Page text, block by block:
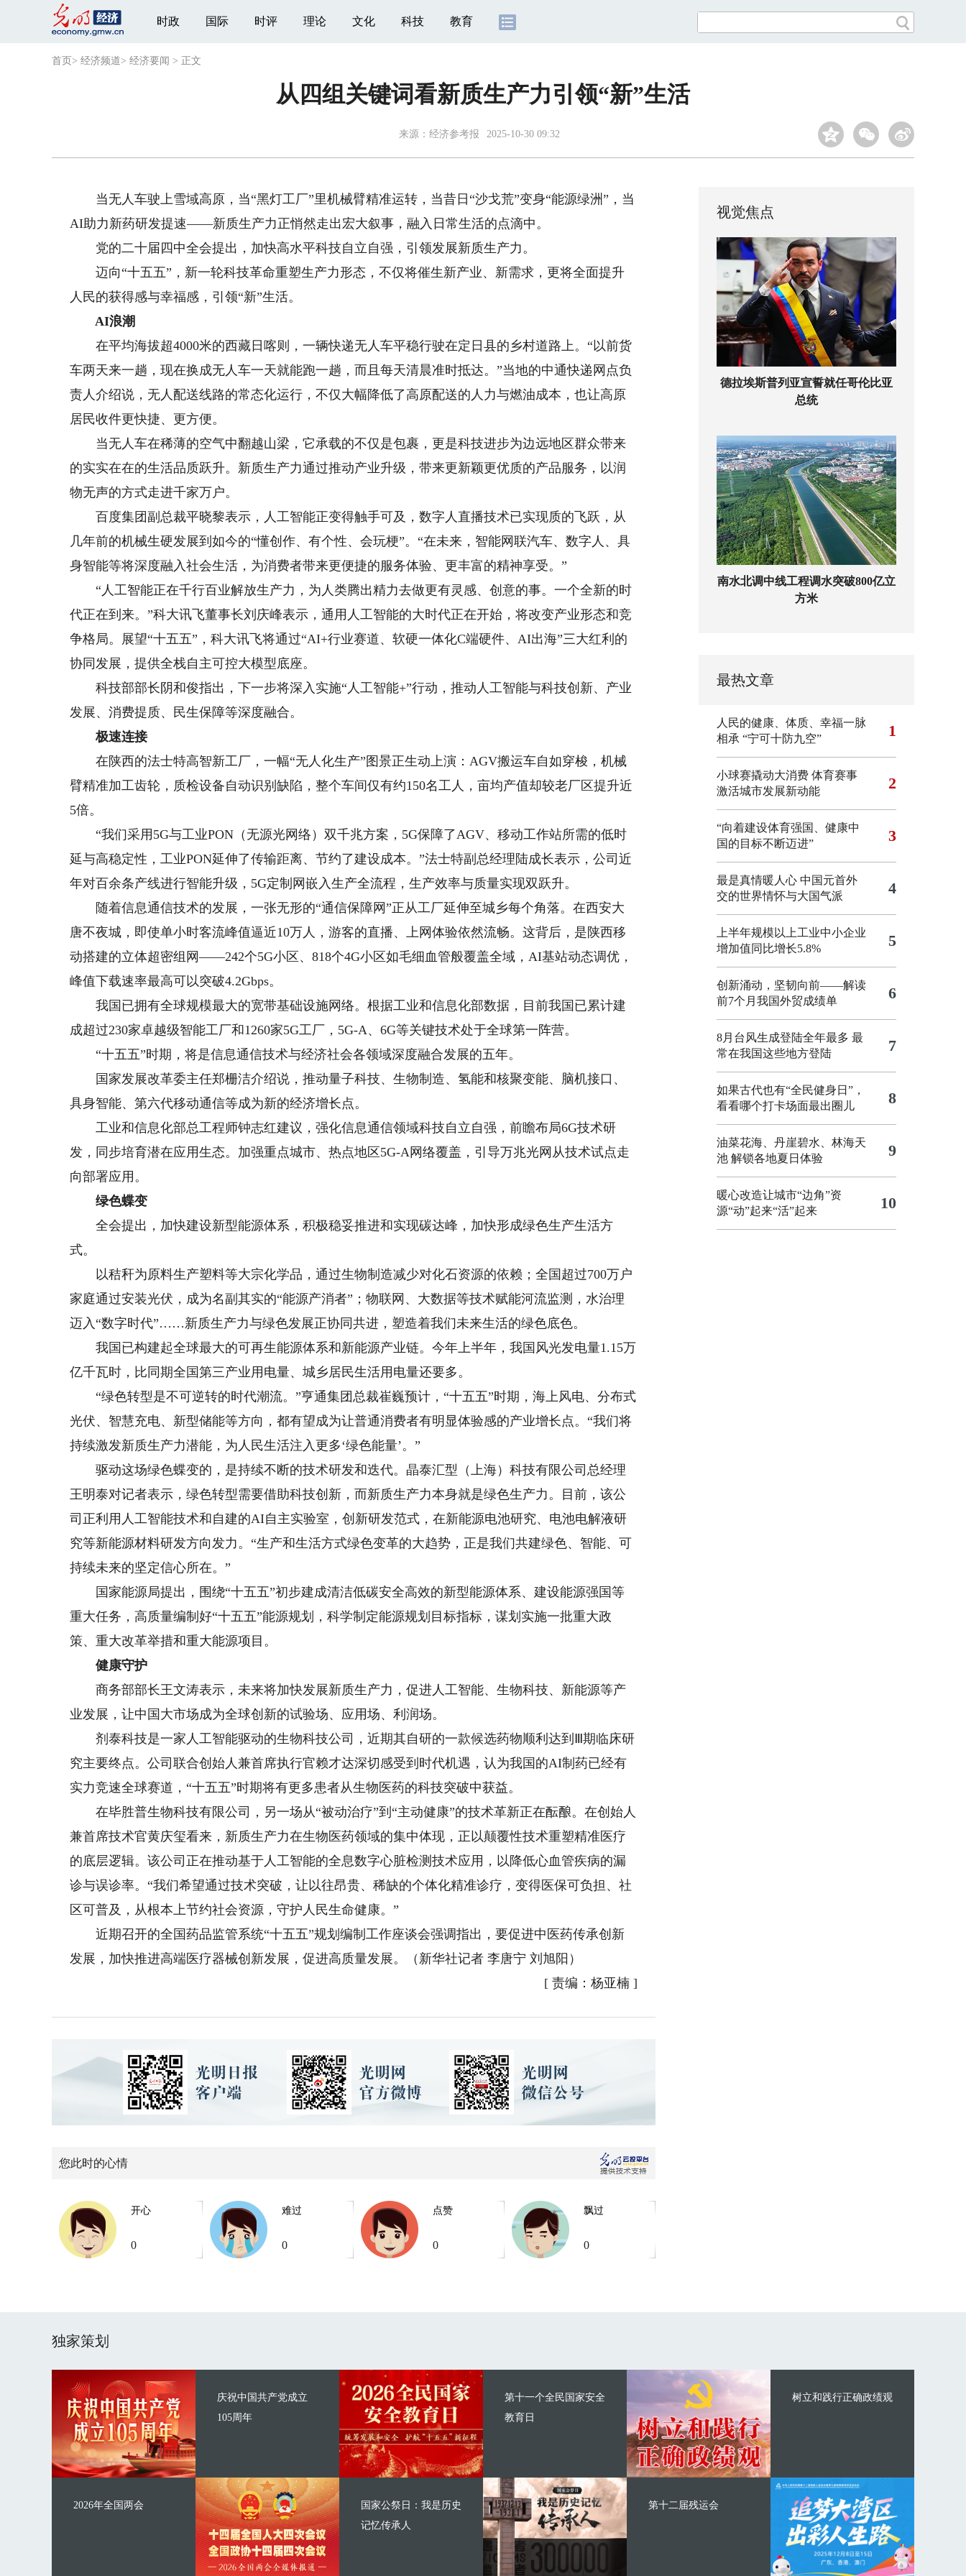
时政 国际 时评 理论 文化 科技 教育
首页 > 经济频道> 经济要闻 > 正文
从四组关键词看新质生产力引领“新”生活
来源： 经济参考报 2025-10-30 09:32
当无人车驶上雪域高原，当“黑灯工厂”里机械臂精准运转，当昔日“沙戈荒”变身“能源绿洲”，当
AI助力新药研发提速——新质生产力正悄然走出宏大叙事，融入日常生活的点滴中。
党的二十届四中全会提出，加快高水平科技自立自强，引领发展新质生产力。
迈向“十五五”，新一轮科技革命重塑生产力形态，不仅将催生新产业、新需求，更将全面提升
人民的获得感与幸福感，引领“新”生活。
AI浪潮
在平均海拔超4000米的西藏日喀则，一辆快递无人车平稳行驶在定日县的乡村道路上。“以前货
车两天来一趟，现在换成无人车一天就能跑一趟，而且每天清晨准时抵达。”当地的中通快递网点负
责人介绍说，无人配送线路的常态化运行，不仅大幅降低了高原配送的人力与燃油成本，也让高原
居民收件更快捷、更方便。
当无人车在稀薄的空气中翻越山梁，它承载的不仅是包裹，更是科技进步为边远地区群众带来
的实实在在的生活品质跃升。新质生产力通过推动产业升级，带来更新颖更优质的产品服务，以润
物无声的方式走进千家万户。
百度集团副总裁平晓黎表示，人工智能正变得触手可及，数字人直播技术已实现质的飞跃，从
几年前的机械生硬发展到如今的“懂创作、有个性、会玩梗”。“在未来，智能网联汽车、数字人、具
身智能等将深度融入社会生活，为消费者带来更便捷的服务体验、更丰富的精神享受。”
“人工智能正在千行百业解放生产力，为人类腾出精力去做更有灵感、创意的事。一个全新的时
代正在到来。”科大讯飞董事长刘庆峰表示，通用人工智能的大时代正在开始，将改变产业形态和竞
争格局。展望“十五五”，科大讯飞将通过“AI+行业赛道、软硬一体化C端硬件、AI出海”三大红利的
协同发展，提供全栈自主可控大模型底座。
科技部部长阴和俊指出，下一步将深入实施“人工智能+”行动，推动人工智能与科技创新、产业
发展、消费提质、民生保障等深度融合。
极速连接
在陕西的法士特高智新工厂，一幅“无人化生产”图景正生动上演：AGV搬运车自如穿梭，机械
臂精准加工齿轮，质检设备自动识别缺陷，整个车间仅有约150名工人，亩均产值却较老厂区提升近
5倍。
“我们采用5G与工业PON（无源光网络）双千兆方案，5G保障了AGV、移动工作站所需的低时
延与高稳定性，工业PON延伸了传输距离、节约了建设成本。”法士特副总经理陆成长表示，公司近
年对百余条产线进行智能升级，5G定制网嵌入生产全流程，生产效率与质量实现双跃升。
随着信息通信技术的发展，一张无形的“通信保障网”正从工厂延伸至城乡每个角落。在西安大
唐不夜城，即使单小时客流峰值逼近10万人，游客的直播、上网体验依然流畅。这背后，是陕西移
动搭建的立体超密组网——242个5G小区、818个4G小区如毛细血管般覆盖全域，AI基站动态调优，
峰值下载速率最高可以突破4.2Gbps。
我国已拥有全球规模最大的宽带基础设施网络。根据工业和信息化部数据，目前我国已累计建
成超过230家卓越级智能工厂和1260家5G工厂，5G-A、6G等关键技术处于全球第一阵营。
“十五五”时期，将是信息通信技术与经济社会各领域深度融合发展的五年。
国家发展改革委主任郑栅洁介绍说，推动量子科技、生物制造、氢能和核聚变能、脑机接口、
具身智能、第六代移动通信等成为新的经济增长点。
工业和信息化部总工程师钟志红建议，强化信息通信领域科技自立自强，前瞻布局6G技术研
发，同步培育潜在应用生态。加强重点城市、热点地区5G-A网络覆盖，引导万兆光网从技术试点走
向部署应用。
绿色蝶变
全会提出，加快建设新型能源体系，积极稳妥推进和实现碳达峰，加快形成绿色生产生活方
式。
以秸秆为原料生产塑料等大宗化学品，通过生物制造减少对化石资源的依赖；全国超过700万户
家庭通过安装光伏，成为名副其实的“能源产消者”；物联网、大数据等技术赋能河流监测，水治理
迈入“数字时代”……新质生产力与绿色发展正协同共进，塑造着我们未来生活的绿色底色。
我国已构建起全球最大的可再生能源体系和新能源产业链。今年上半年，我国风光发电量1.15万
亿千瓦时，比同期全国第三产业用电量、城乡居民生活用电量还要多。
“绿色转型是不可逆转的时代潮流。”亨通集团总裁崔巍预计，“十五五”时期，海上风电、分布式
光伏、智慧充电、新型储能等方向，都有望成为让普通消费者有明显体验感的产业增长点。“我们将
持续激发新质生产力潜能，为人民生活注入更多‘绿色能量’。”
驱动这场绿色蝶变的，是持续不断的技术研发和迭代。晶泰汇型（上海）科技有限公司总经理
王明泰对记者表示，绿色转型需要借助科技创新，而新质生产力本身就是绿色生产力。目前，该公
司正利用人工智能技术和自建的AI自主实验室，创新研发范式，在新能源电池研究、电池电解液研
究等新能源材料研发方向发力。“生产和生活方式绿色变革的大趋势，正是我们共建绿色、智能、可
持续未来的坚定信心所在。”
国家能源局提出，围绕“十五五”初步建成清洁低碳安全高效的新型能源体系、建设能源强国等
重大任务，高质量编制好“十五五”能源规划，科学制定能源规划目标指标，谋划实施一批重大政
策、重大改革举措和重大能源项目。
健康守护
商务部部长王文涛表示，未来将加快发展新质生产力，促进人工智能、生物科技、新能源等产
业发展，让中国大市场成为全球创新的试验场、应用场、利润场。
剂泰科技是一家人工智能驱动的生物科技公司，近期其自研的一款候选药物顺利达到Ⅲ期临床研
究主要终点。公司联合创始人兼首席执行官赖才达深切感受到时代机遇，认为我国的AI制药已经有
实力竞速全球赛道，“十五五”时期将有更多患者从生物医药的科技突破中获益。
在毕胜普生物科技有限公司，另一场从“被动治疗”到“主动健康”的技术革新正在酝酿。在创始人
兼首席技术官黄庆玺看来，新质生产力在生物医药领域的集中体现，正以颠覆性技术重塑精准医疗
的底层逻辑。该公司正在推动基于人工智能的全息数字心脏检测技术应用，以降低心血管疾病的漏
诊与误诊率。“我们希望通过技术突破，让以往昂贵、稀缺的个体化精准诊疗，变得医保可负担、社
区可普及，从根本上节约社会资源，守护人民生命健康。”
近期召开的全国药品监管系统“十五五”规划编制工作座谈会强调指出，要促进中医药传承创新
发展，加快推进高端医疗器械创新发展，促进高质量发展。（新华社记者 李唐宁 刘旭阳）
[ 责编：杨亚楠 ]
您此时的心情
开心
0
难过
0
点赞
0
飘过
0
视觉焦点
德拉埃斯普列亚宣誓就任哥伦比亚
总统
南水北调中线工程调水突破800亿立
方米
最热文章
人民的健康、体质、幸福一脉
相承 “宁可十防九空” 1
小球赛撬动大消费 体育赛事
激活城市发展新动能
2
“向着建设体育强国、健康中
国的目标不断迈进”
3
最是真情暖人心 中国元首外
交的世界情怀与大国气派
4
上半年规模以上工业中小企业
增加值同比增长5.8%
5
创新涌动，坚韧向前——解读
前7个月我国外贸成绩单
6
8月台风生成登陆全年最多 最
常在我国这些地方登陆
7
如果古代也有“全民健身日”，
看看哪个打卡场面最出圈儿
8
油菜花海、丹崖碧水、林海天
池 解锁各地夏日体验
9
暖心改造让城市“边角”资
源“动”起来“活”起来
10
独家策划
庆祝中国共产党成立
105周年
2026年全国两会
第十一个全民国家安全
教育日
国家公祭日：我是历史
记忆传承人
树立和践行正确政绩观
第十二届残运会